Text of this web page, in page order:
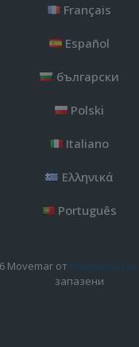
Français
Español
български
Polski
Italiano
Ελληνικά
Português
Movemar от Promotino Ltd.
запазени